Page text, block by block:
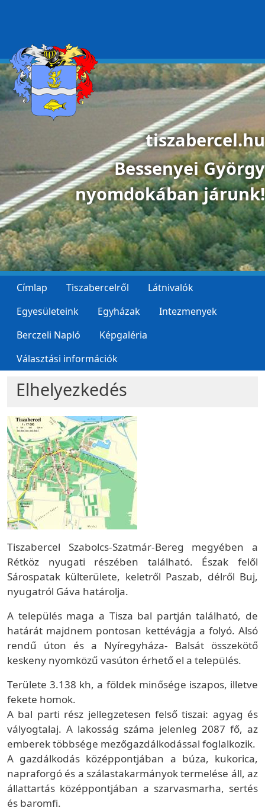
tiszabercel.hu
Bessenyei György
nyomdokában járunk!
Címlap Tiszabercelről
Látnivalók
Egyesületeink
Egyházak
Intezmenyek
Berczeli Napló
Képgaléria
Választási információk
Elhelyezkedés
Tiszabercel Szabolcs-Szatmár-Bereg megyében a
Rétköz nyugati részében található. Észak felől
Sárospatak külterülete, keletről Paszab, délről Buj,
nyugatról Gáva határolja.
A település maga a Tisza bal partján található, de
határát majdnem pontosan kettévágja a folyó. Alsó
rendű úton és a Nyíregyháza- Balsát összekötő
keskeny nyomközű vasúton érhető el a település.
Területe 3.138 kh, a földek minősége iszapos, illetve
fekete homok.
A bal parti rész jellegzetesen felső tiszai: agyag és
vályogtalaj. A lakosság száma jelenleg 2087 fő, az
emberek többsége mezőgazdálkodással foglalkozik.
A gazdálkodás középpontjában a búza, kukorica,
napraforgó és a szálastakarmányok termelése áll, az
állattartás középpontjában a szarvasmarha, sertés
és baromfi.